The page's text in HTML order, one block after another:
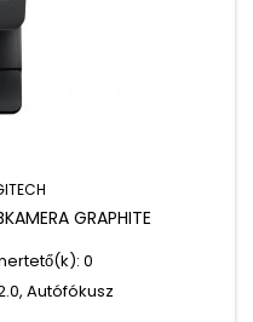
GRAPHITE
0
Autófókusz